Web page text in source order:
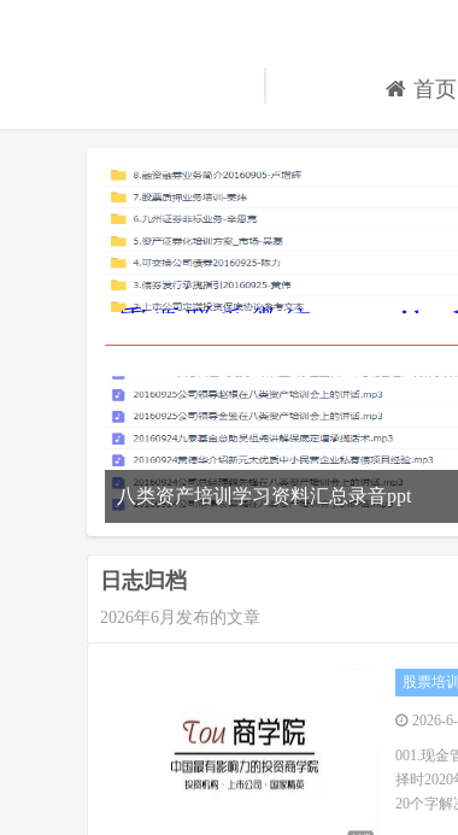
首页
八类资产培训学习资料汇总录音ppt
日志归档
2026年6月发布的文章
股票培
2026-
001.现金
择时
20个字解